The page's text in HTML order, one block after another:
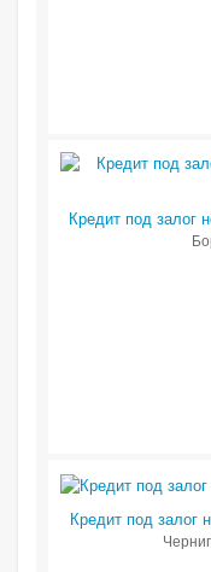
Кредит под залог
Кредит под залог